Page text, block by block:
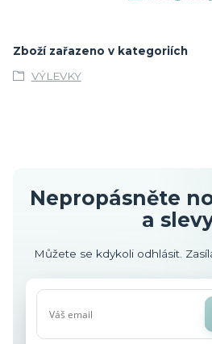
Zboží zařazeno v kategoriích
VÝLEVKY
Nepropásněte
a
Můžete se kdykoli odhlásit.